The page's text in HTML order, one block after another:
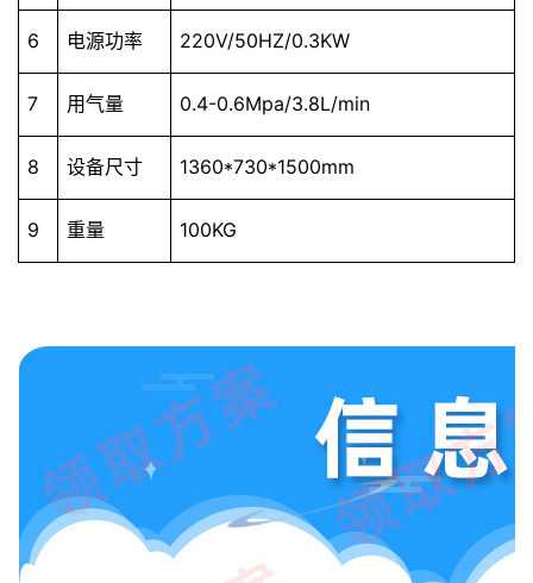
6 电源功率 220V/50HZ/0.3KW
7 用气量 0.4-0.6Mpa/3.8L/min
8 设备尺寸 1360*730*1500mm
9 重量 100KG